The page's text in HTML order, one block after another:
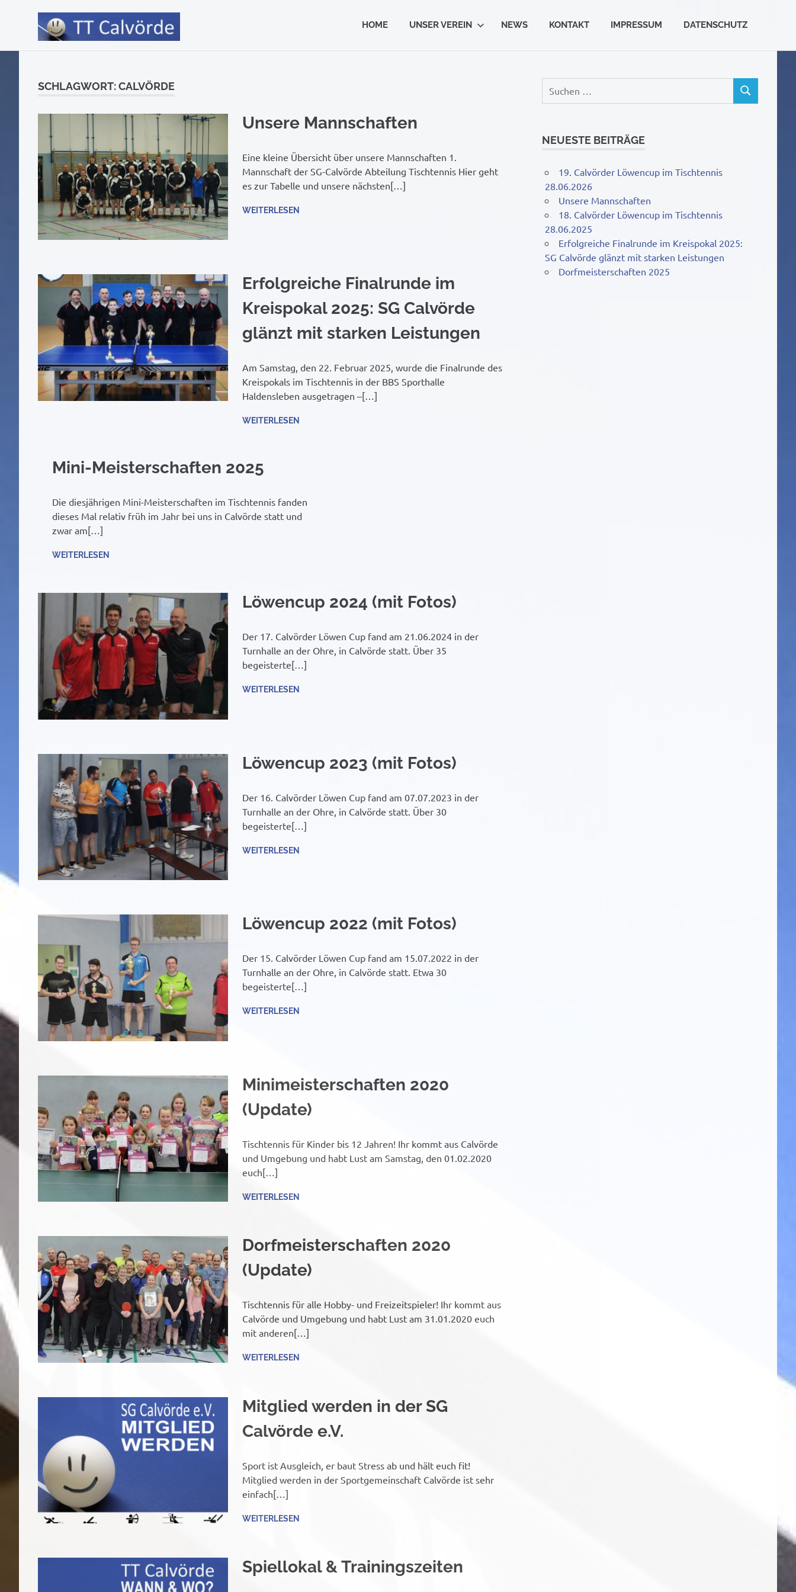
Tischtennis
Verein
Calvörde
(Bördekreis,
Sachsen-
Anhalt)
HOME UNSER VEREIN NEWS KONTAKT IMPRESSUM DATENSCHUTZ
SCHLAGWORT:CALVÖRDE
Unsere Mannschaften
Eine kleine Übersicht über unsere Mannschaften 1.
Mannschaft der SG-Calvörde Abteilung Tischtennis Hier geht
es zur Tabelle und unsere nächsten[…]
WEITERLESEN
Erfolgreiche Finalrunde im
Kreispokal 2025: SG Calvörde
glänzt mit starken Leistungen
Am Samstag, den 22. Februar 2025, wurde die Finalrunde des
Kreispokals im Tischtennis in der BBS Sporthalle
Haldensleben ausgetragen –[…]
WEITERLESEN
Mini-Meisterschaften 2025
Die diesjährigen Mini-Meisterschaften im Tischtennis fanden
dieses Mal relativ früh im Jahr bei uns in Calvörde statt und
zwar am[…]
WEITERLESEN
Löwencup 2024 (mit Fotos)
Der 17. Calvörder Löwen Cup fand am 21.06.2024 in der
Turnhalle an der Ohre, in Calvörde statt. Über 35
begeisterte[…]
WEITERLESEN
Löwencup 2023 (mit Fotos)
Der 16. Calvörder Löwen Cup fand am 07.07.2023 in der
Turnhalle an der Ohre, in Calvörde statt. Über 30
begeisterte[…]
WEITERLESEN
Löwencup 2022 (mit Fotos)
Der 15. Calvörder Löwen Cup fand am 15.07.2022 in der
Turnhalle an der Ohre, in Calvörde statt. Etwa 30
begeisterte[…]
WEITERLESEN
Minimeisterschaften 2020
(Update)
Tischtennis für Kinder bis 12 Jahren! Ihr kommt aus Calvörde
und Umgebung und habt Lust am Samstag, den 01.02.2020
euch[…]
WEITERLESEN
Dorfmeisterschaften 2020
(Update)
Tischtennis für alle Hobby- und Freizeitspieler! Ihr kommt aus
Calvörde und Umgebung und habt Lust am 31.01.2020 euch
mit anderen[…]
WEITERLESEN
Mitglied werden in der SG
Calvörde e.V.
Sport ist Ausgleich, er baut Stress ab und hält euch fit!
Mitglied werden in der Sportgemeinschaft Calvörde ist sehr
einfach[…]
WEITERLESEN
Spiellokal & Trainingszeiten
nach:
SUCHEN
NEUESTE BEITRÄGE
19. Calvörder Löwencup im Tischtennis
28.06.2026
Unsere Mannschaften
18. Calvörder Löwencup im Tischtennis
28.06.2025
Erfolgreiche Finalrunde im Kreispokal 2025:
SG Calvörde glänzt mit starken Leistungen
Dorfmeisterschaften 2025